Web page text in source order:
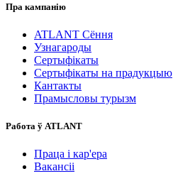
Пра кампанію
ATLANT Сёння
Узнагароды
Сертыфікаты
Сертыфікаты на прадукцыю
Кантакты
Прамысловы турызм
Работа ў ATLANT
Праца і кар'ера
Вакансіі